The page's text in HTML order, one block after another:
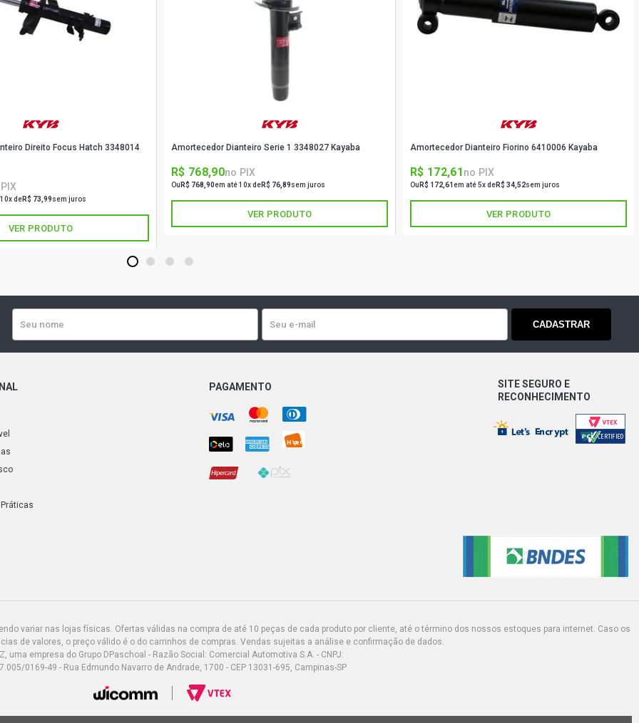
Direito Focus Hatch 3348014
deR$ 73,99sem juros
VER PRODUTO
Amortecedor Dianteiro Serie 1 3348027 Kayaba
R$ 768,90no PIX
Ou R$ 768,90em até 10x deR$ 76,89sem juros
VER PRODUTO
Amortecedor Dianteiro Fiorino 6410006 Kayaba
R$ 172,61no PIX
Ou R$ 172,61em até 5x deR$ 34,52sem juros
VER PRODUTO
1 2 3 4
CADASTRAR
PAGAMENTO
SITE SEGURO E
RECONHECIMENTO
variar nas lojas físicas. Ofertas válidas na compra de até 10 peças de cada produto por cliente, até o término dos nossos estoques para internet. Caso os
de valores, o preço válido é o do carrinhos de compras. Vendas sujeitas a análise e confirmação de dados.
uma empresa do Grupo DPaschoal - Razão Social: Comercial Automotiva S.A. - CNPJ:
0169-49 - Rua Edmundo Navarro de Andrade, 1700 - CEP 13031-695, Campinas-SP